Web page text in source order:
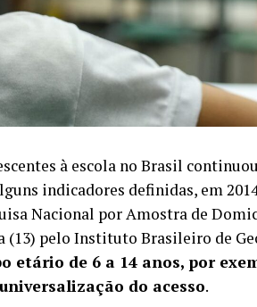
à escola no Brasil
indicadores definidas, em
Nacional por Amostra de
(13) pelo Instituto Brasileiro de
etário de 6 a 14 anos, por
do acesso.